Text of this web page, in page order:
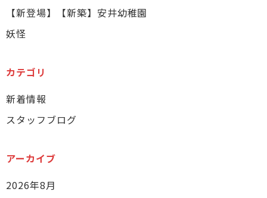
【新登場】【新築】安井幼稚園
妖怪
カテゴリ
新着情報
スタッフブログ
アーカイブ
2026年8月